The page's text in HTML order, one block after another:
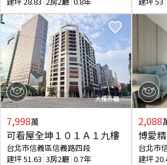
7,998萬
可看屋全坤１０１Ａ１九樓
台北市信義區信義路四段
建坪51.63 3房2廳 0.7年
2,088
博愛
台北市
建坪